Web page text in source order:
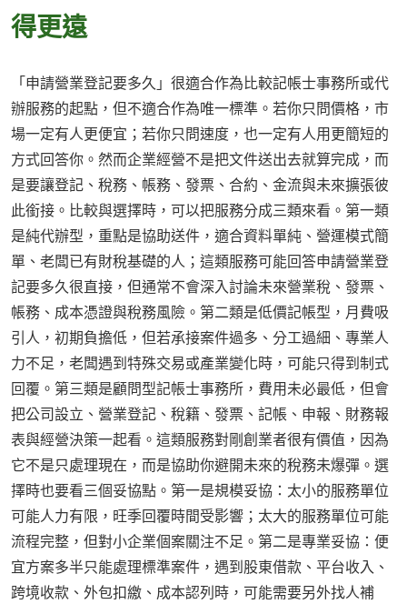
得更遠
「申請營業登記要多久」很適合作為比較記帳士事務所或代
辦服務的起點，但不適合作為唯一標準。若你只問價格，市
場一定有人更便宜；若你只問速度，也一定有人用更簡短的
方式回答你。然而企業經營不是把文件送出去就算完成，而
是要讓登記、稅務、帳務、發票、合約、金流與未來擴張彼
此銜接。比較與選擇時，可以把服務分成三類來看。第一類
是純代辦型，重點是協助送件，適合資料單純、營運模式簡
單、老闆已有財稅基礎的人；這類服務可能回答申請營業登
記要多久很直接，但通常不會深入討論未來營業稅、發票、
帳務、成本憑證與稅務風險。第二類是低價記帳型，月費吸
引人，初期負擔低，但若承接案件過多、分工過細、專業人
力不足，老闆遇到特殊交易或產業變化時，可能只得到制式
回覆。第三類是顧問型記帳士事務所，費用未必最低，但會
把公司設立、營業登記、稅籍、發票、記帳、申報、財務報
表與經營決策一起看。這類服務對剛創業者很有價值，因為
它不是只處理現在，而是協助你避開未來的稅務未爆彈。選
擇時也要看三個妥協點。第一是規模妥協：太小的服務單位
可能人力有限，旺季回覆時間受影響；太大的服務單位可能
流程完整，但對小企業個案關注不足。第二是專業妥協：便
宜方案多半只能處理標準案件，遇到股東借款、平台收入、
跨境收款、外包扣繳、成本認列時，可能需要另外找人補